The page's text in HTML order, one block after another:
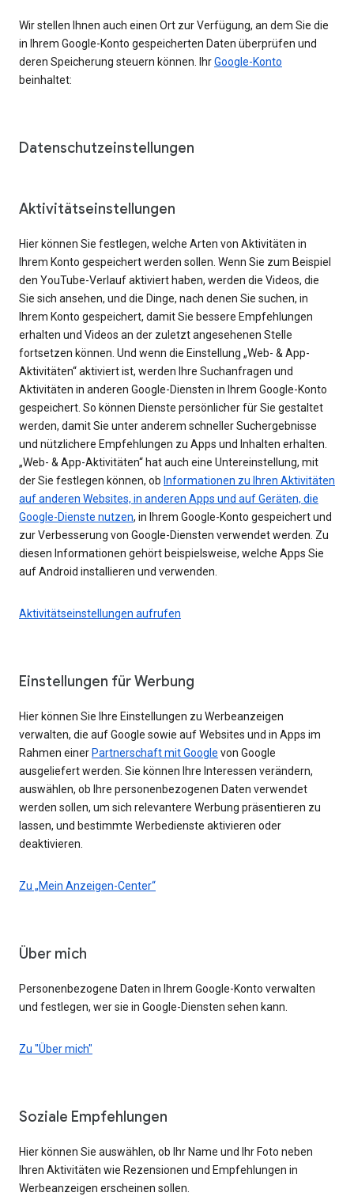
Wir stellen Ihnen auch einen Ort zur Verfügung, an dem Sie die
in Ihrem Google-Konto gespeicherten Daten überprüfen und
deren Speicherung steuern können. IhrGoogle-Konto
beinhaltet:
Datenschutzeinstellungen
Aktivitätseinstellungen
Hier können Sie festlegen, welche Arten von Aktivitäten in
Ihrem Konto gespeichert werden sollen. Wenn Sie zum Beispiel
den YouTube-Verlauf aktiviert haben, werden die Videos, die
Sie sich ansehen, und die Dinge, nach denen Sie suchen, in
Ihrem Konto gespeichert, damit Sie bessere Empfehlungen
erhalten und Videos an der zuletzt angesehenen Stelle
fortsetzen können. Und wenn die Einstellung „Web- & App-
Aktivitäten“ aktiviert ist, werden Ihre Suchanfragen und
Aktivitäten in anderen Google-Diensten in Ihrem Google-Konto
gespeichert. So können Dienste persönlicher für Sie gestaltet
werden, damit Sie unter anderem schneller Suchergebnisse
und nützlichere Empfehlungen zu Apps und Inhalten erhalten.
„Web- & App-Aktivitäten“ hat auch eine Untereinstellung, mit
der Sie festlegen können, ob Informationen zu Ihren Aktivitäten
auf anderen Websites, in anderen Apps und auf Geräten, die
Google-Dienste nutzen, in Ihrem Google-Konto gespeichert und
zur Verbesserung von Google-Diensten verwendet werden. Zu
diesen Informationen gehört beispielsweise, welche Apps Sie
auf Android installieren und verwenden.
Aktivitätseinstellungen aufrufen
Einstellungen für Werbung
Hier können Sie Ihre Einstellungen zu Werbeanzeigen
verwalten, die auf Google sowie auf Websites und in Apps im
Rahmen einer Partnerschaft mit Google von Google
ausgeliefert werden. Sie können Ihre Interessen verändern,
auswählen, ob Ihre personenbezogenen Daten verwendet
werden sollen, um sich relevantere Werbung präsentieren zu
lassen, und bestimmte Werbedienste aktivieren oder
deaktivieren.
Zu „Mein Anzeigen-Center“
Über mich
Personenbezogene Daten in Ihrem Google-Konto verwalten
und festlegen, wer sie in Google-Diensten sehen kann.
Zu "Über mich"
Soziale Empfehlungen
Hier können Sie auswählen, ob Ihr Name und Ihr Foto neben
Ihren Aktivitäten wie Rezensionen und Empfehlungen in
Werbeanzeigen erscheinen sollen.